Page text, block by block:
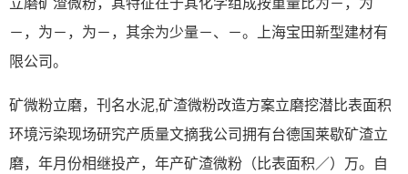
－，为－，为－，其余为少量－、－。上海宝田新型建材有
限公司。
矿微粉立磨，刊名水泥,矿渣微粉改造方案立磨挖潜比表面积
环境污染现场研究产质量文摘我公司拥有台德国莱歇矿渣立
磨，年月份相继投产，年产矿渣微粉（比表面积／）万。自